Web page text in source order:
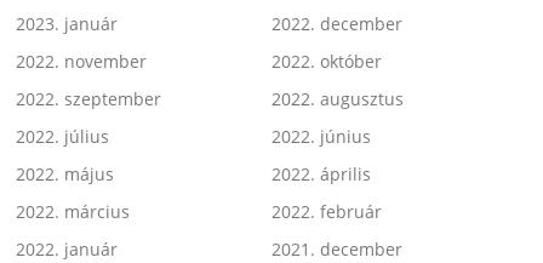
2023. január
2022. december
2022. november
2022. október
2022. szeptember
2022. augusztus
2022. július
2022. június
2022. május
2022. április
2022. március
2022. február
2022. január
2021. december